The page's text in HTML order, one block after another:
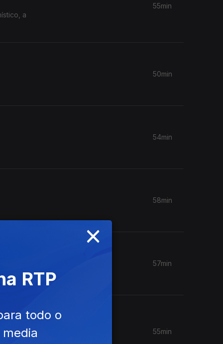
55min
50min
54min
58min
57min
55min
×
RTP
todo o